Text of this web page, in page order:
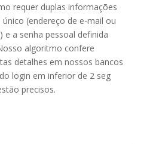
requer duplas informações
(endereço de e-mail ou
e a senha pessoal definida
algoritmo confere
detalhes em nossos bancos
login em inferior de 2 seg
precisos.